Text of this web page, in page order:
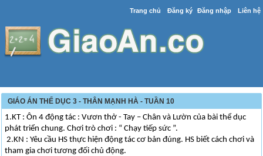
Trang chủ Đăng ký Đăng nhập Liên hệ
GIÁO ÁN THỂ DỤC 3 - THÂN MẠNH HÀ - TUẦN 10
1.KT : Ôn 4 động tác : Vươn thở - Tay – Chân và Lườn của bài thể dục
phát triển chung. Chơi trò chơi : “ Chạy tiếp sức ”.
2.KN : Yêu cầu HS thực hiện động tác cơ bản đúng. HS biết cách chơi và
tham gia chơi tương đối chủ động.